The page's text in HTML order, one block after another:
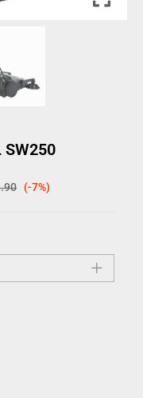
SW250
(-7%)